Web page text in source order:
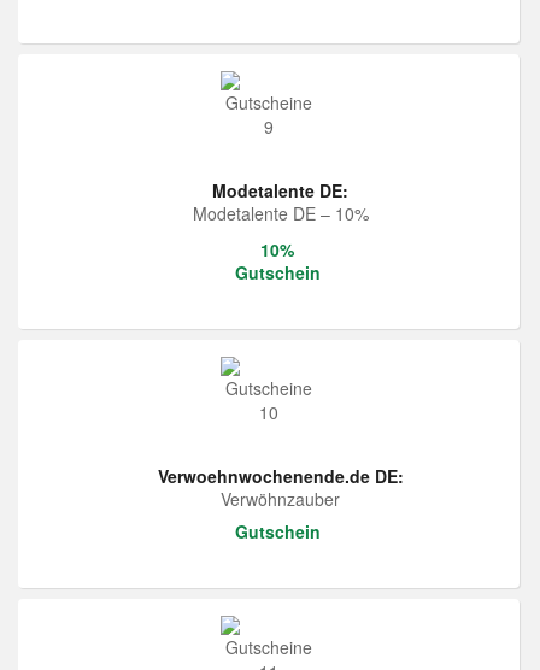
Modetalente DE:
Modetalente DE – 10%
10%
Gutschein
Verwoehnwochenende.de DE:
Verwöhnzauber
Gutschein